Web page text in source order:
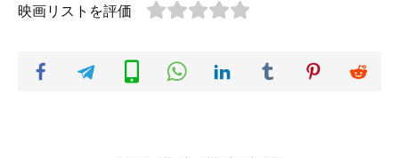
映画リストを評価